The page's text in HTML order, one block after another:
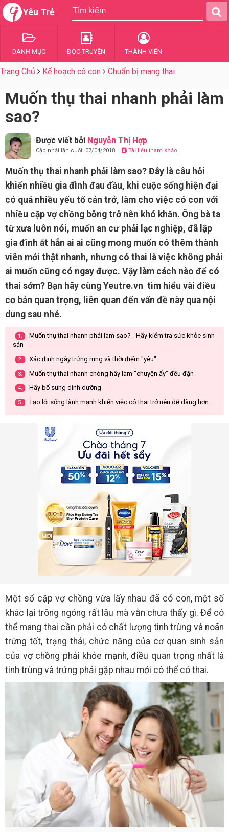
Yêu Trẻ
DANH MỤC ĐỌC TRUYỆN THÀNH VIÊN
Trang Chủ Kế hoạch có con Chuẩn bị mang thai
Muốn thụ thai nhanh phải làm
sao?
Được viết bởi Nguyễn Thị Hợp
Cập nhật lần cuối: 07/04/2018 Tài liệu tham khảo
Muốn thụ thai nhanh phải làm sao? Đây là câu hỏi
khiến nhiều gia đình đau đầu, khi cuộc sống hiện đại
có quá nhiều yếu tố cản trở, làm cho việc có con với
nhiều cặp vợ chồng bỗng trở nên khó khăn. Ông bà ta
từ xưa luôn nói, muốn an cư phải lạc nghiệp, đã lập
gia đình ắt hẳn ai ai cũng mong muốn có thêm thành
viên mới thật nhanh, nhưng có thai là việc không phải
ai muốn cũng có ngay được. Vậy làm cách nào để có
thai sớm? Bạn hãy cùng Yeutre.vn tìm hiểu vài điều
cơ bản quan trọng, liên quan đến vấn đề này qua nội
dung sau nhé.
1.
Muốn thụ thai nhanh phải làm sao? - Hãy kiểm tra sức khỏe sinh
sản
2. Xác định ngày trứng rụng và thời điểm "yêu"
3. Muốn thụ thai nhanh chóng hãy làm "chuyện ấy" đều đặn
4. Hãy bổ sung dinh dưỡng
5. Tạo lối sống lành mạnh khiến việc có thai trở nên dễ dàng hơn
Một số cặp vợ chồng vừa lấy nhau đã có con, một số
khác lại trông ngóng rất lâu mà vẫn chưa thấy gì. Để có
thể mang thai cần phải có chất lượng tinh trùng và noãn
trứng tốt, trạng thái, chức năng của cơ quan sinh sản
của vợ chồng phải khỏe mạnh, điều quan trọng nhất là
tinh trùng và trứng phải gặp nhau mới có thể có thai.